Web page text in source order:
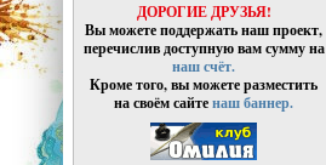
ДОРОГИЕ ДРУЗЬЯ!
Вы можете поддержать наш проект,
перечислив доступную вам сумму на
наш счёт.
Кроме того, вы можете разместить
на своём сайтенаш баннер.